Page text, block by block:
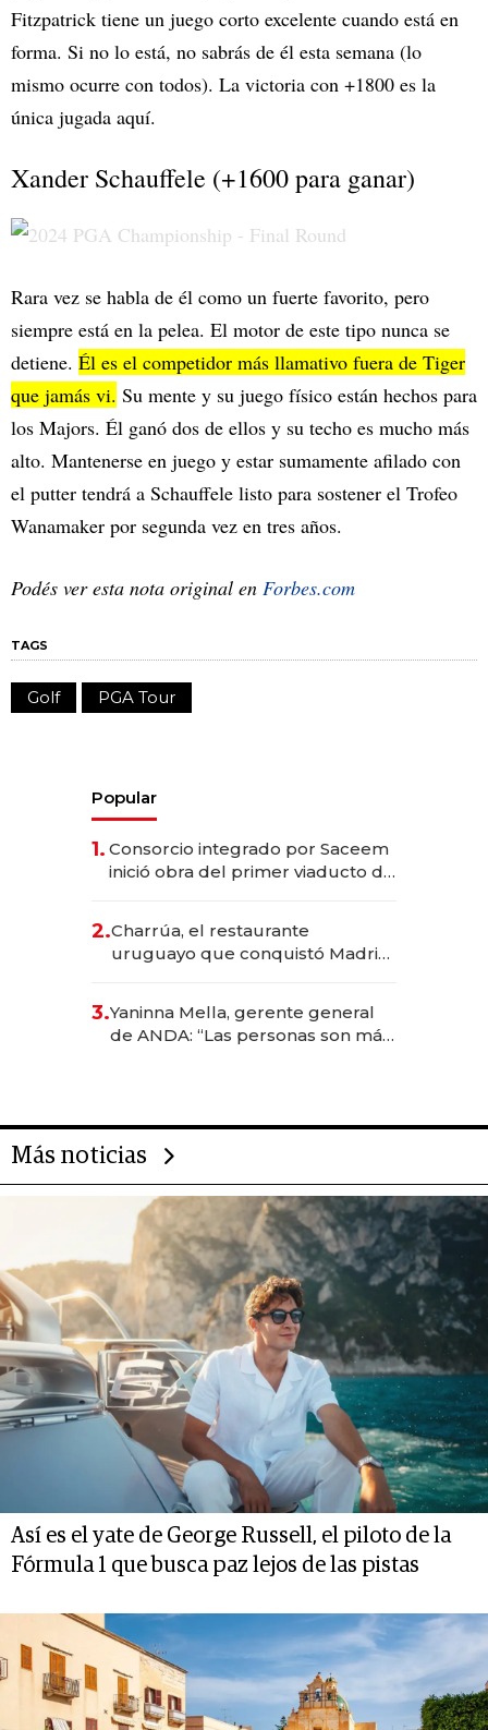
Fitzpatrick tiene un juego corto excelente cuando está en
forma. Si no lo está, no sabrás de él esta semana (lo
mismo ocurre con todos). La victoria con +1800 es la
única jugada aquí.
Xander Schauffele (+1600 para ganar)
Rara vez se habla de él como un fuerte favorito, pero
siempre está en la pelea. El motor de este tipo nunca se
detiene. Él es el competidor más llamativo fuera de Tiger
que jamás vi. Su mente y su juego físico están hechos para
los Majors. Él ganó dos de ellos y su techo es mucho más
alto. Mantenerse en juego y estar sumamente afilado con
el putter tendrá a Schauffele listo para sostener el Trofeo
Wanamaker por segunda vez en tres años.
Podés ver esta nota original en Forbes.com
TAGS
Golf PGA Tour
Popular
1. Consorcio integrado por Saceem
inició obra del primer viaducto de
millones
2.Charrúa, el restaurante
uruguayo que conquistó Madrid:
anticipación y prepara apertura
3.Yaninna Mella, gerente general
de ANDA: “Las personas son más
Más noticias
Así es el yate de George Russell, el piloto de la
Fórmula 1 que busca paz lejos de las pistas